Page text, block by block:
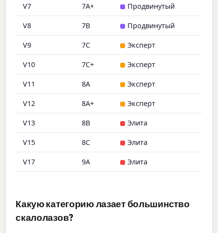
V7 7A+ Продвинутый
V8 7B Продвинутый
V9 7C Эксперт
V10 7C+ Эксперт
V11 8A Эксперт
V12 8A+ Эксперт
V13 8B Элита
V15 8C Элита
V17 9A Элита
Какую категорию лазает большинство
скалолазов?